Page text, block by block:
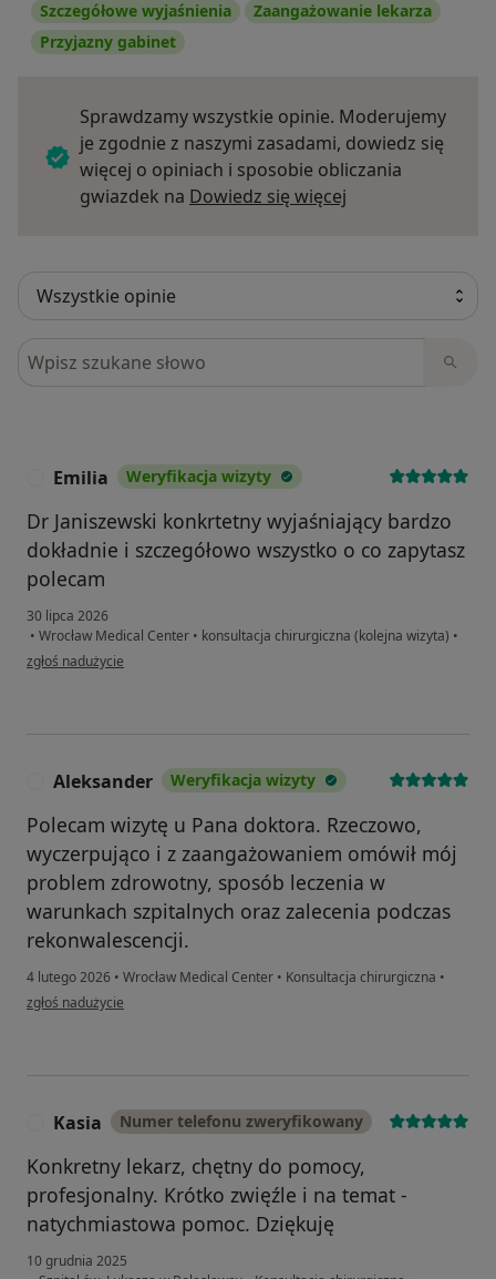
Szczegółowe wyjaśnienia
Zaangażowanie lekarza
Przyjazny gabinet
Sprawdzamy wszystkie opinie. Moderujemy
je zgodnie z naszymi zasadami, dowiedz się
więcej o opiniach i sposobie obliczania
gwiazdek na Dowiedz się więcej
Szukaj w opiniach
Emilia Weryfikacja wizyty
Dr Janiszewski konkrtetny wyjaśniający bardzo
dokładnie i szczegółowo wszystko o co zapytasz
polecam
30 lipca 2026
• Wrocław Medical Center • konsultacja chirurgiczna (kolejna wizyta) •
w opinii użytkownika Emilia
zgłoś nadużycie
Aleksander Weryfikacja wizyty
Polecam wizytę u Pana doktora. Rzeczowo,
wyczerpująco i z zaangażowaniem omówił mój
problem zdrowotny, sposób leczenia w
warunkach szpitalnych oraz zalecenia podczas
rekonwalescencji.
4 lutego 2026 • Wrocław Medical Center • Konsultacja chirurgiczna •
w opinii użytkownika Aleksander
zgłoś nadużycie
Kasia Numer telefonu zweryfikowany
Konkretny lekarz, chętny do pomocy,
profesjonalny. Krótko zwięźle i na temat -
natychmiastowa pomoc. Dziękuję
10 grudnia 2025